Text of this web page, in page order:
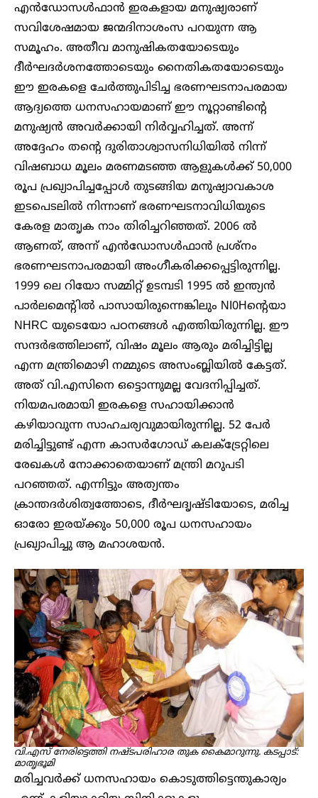
എൻഡോസൾഫാൻ ഇരകളായ മനുഷ്യരാണ്
സവിശേഷമായ ജന്മദിനാശംസ പറയുന്ന ആ
സമൂഹം. അതീവ മാനുഷികതയോടെയും
ദീർഘദർശനത്തോടെയും നൈതികതയോടെയും
ഈ ഇരകളെ ചേർത്തുപിടിച്ച ഭരണഘടനാപരമായ
ആദ്യത്തെ ധനസഹായമാണ് ഈ നൂറ്റാണ്ടിന്റെ
മനുഷ്യൻ അവർക്കായി നിർവ്വഹിച്ചത്. അന്ന്
അദ്ദേഹം തന്റെ ദുരിതാശ്വാസനിധിയിൽ നിന്ന്
വിഷബാധ മൂലം മരണമടഞ്ഞ ആളുകൾക്ക് 50,000
രൂപ പ്രഖ്യാപിച്ചപ്പോൾ തുടങ്ങിയ മനുഷ്യാവകാശ
ഇടപെടലിൽ നിന്നാണ് ഭരണഘടനാവിധിയുടെ
കേരള മാതൃക നാം തിരിച്ചറിഞ്ഞത്. 2006 ൽ
ആണത്, അന്ന് എൻഡോസൾഫാൻ പ്രശ്നം
ഭരണഘടനാപരമായി അംഗീകരിക്കപ്പെട്ടിരുന്നില്ല.
1999 ലെ റിയോ സമ്മിറ്റ് ഉടമ്പടി 1995 ൽ ഇന്ത്യൻ
പാർലമെന്റിൽ പാസായിരുന്നെങ്കിലും NI0Hന്റെയാ
NHRC യുടെയോ പഠനങ്ങൾ എത്തിയിരുന്നില്ല. ഈ
സന്ദർഭത്തിലാണ്, വിഷം മൂലം ആരും മരിച്ചിട്ടില്ല
എന്ന മന്ത്രിമൊഴി നമ്മുടെ അസംബ്ലിയിൽ കേട്ടത്.
അത് വി.എസിനെ ഒട്ടൊന്നുമല്ല വേദനിപ്പിച്ചത്.
നിയമപരമായി ഇരകളെ സഹായിക്കാൻ
കഴിയാവുന്ന സാഹചര്യവുമായിരുന്നില്ല. 52 പേർ
മരിച്ചിട്ടുണ്ട് എന്ന കാസർ​ഗോഡ് കലക്ട്രേറ്റിലെ
രേഖകൾ നോക്കാതെയാണ് മന്ത്രി മറുപടി
പറഞ്ഞത്. എന്നിട്ടും അത്യന്തം
ക്രാന്തദർശിത്വത്തോടെ, ദീർഘദൃഷ്ടിയോടെ, മരിച്ച
ഓരോ ഇരയ്ക്കും 50,000 രൂപ ധനസഹായം
പ്രഖ്യാപിച്ചു ആ മഹാശയൻ.
വി.എസ് നേരിട്ടെത്തി നഷ്ടപരിഹാര തുക കൈമാറുന്നു. കടപ്പാട്:
മാതൃഭൂമി
മരിച്ചവർക്ക് ധനസഹായം കൊടുത്തിട്ടെന്തുകാര്യം